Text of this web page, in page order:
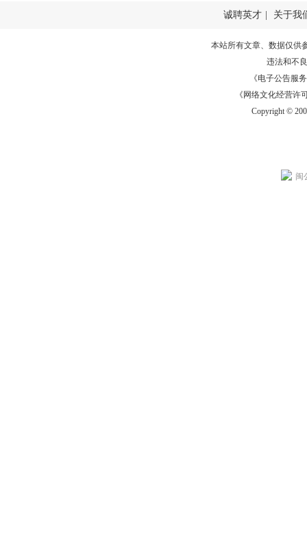
诚聘英才 | 关于我
本站所有文章、数据仅供
违法和不
《电子公告服务
《网络文化经营许
Copyright ©
闽